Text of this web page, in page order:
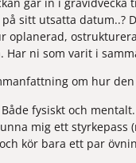
sitt utsatta
ni som varit i
om hur
fysiskt och
mig ett
kör bara ett par